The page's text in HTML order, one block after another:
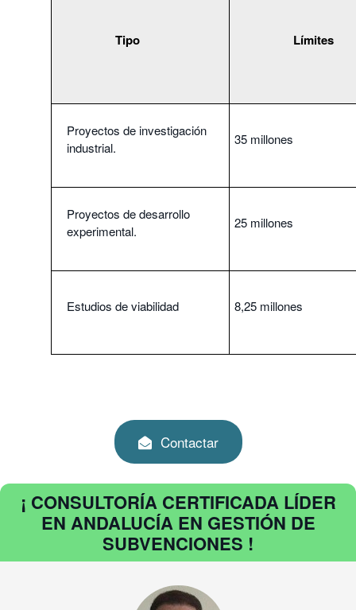
Tipo Límites
Proyectos de investigación
industrial.
35 millones
Proyectos de desarrollo
experimental.
25 millones
Estudios de viabilidad 8,25 millones
Contactar
¡ CONSULTORÍA CERTIFICADA LÍDER
EN ANDALUCÍA EN GESTIÓN DE
SUBVENCIONES !